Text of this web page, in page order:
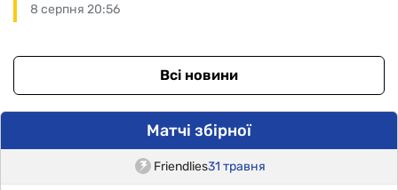
8 серпня 20:56
Всі новини
Матчі збірної
Friendlies31 травня